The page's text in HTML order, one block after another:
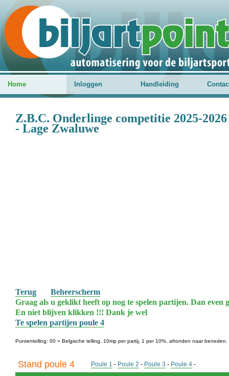
Home Inloggen Handleiding
Z.B.C. Onderlinge competitie 2025-
- Lage Zwaluwe
Terug
Beheerscherm
Graag als u geklikt heeft op nog te spelen partijen. Dan even
En niet blijven klikken !!! Dank je wel
Te spelen partijen poule 4
Puntentelling: 00 = Belgische telling, 10mp per partij, 1 per 10%, afronden naar beneden.
Stand poule 4 Poule 1 - Poule 2 - Poule 3 - Poule 4 -